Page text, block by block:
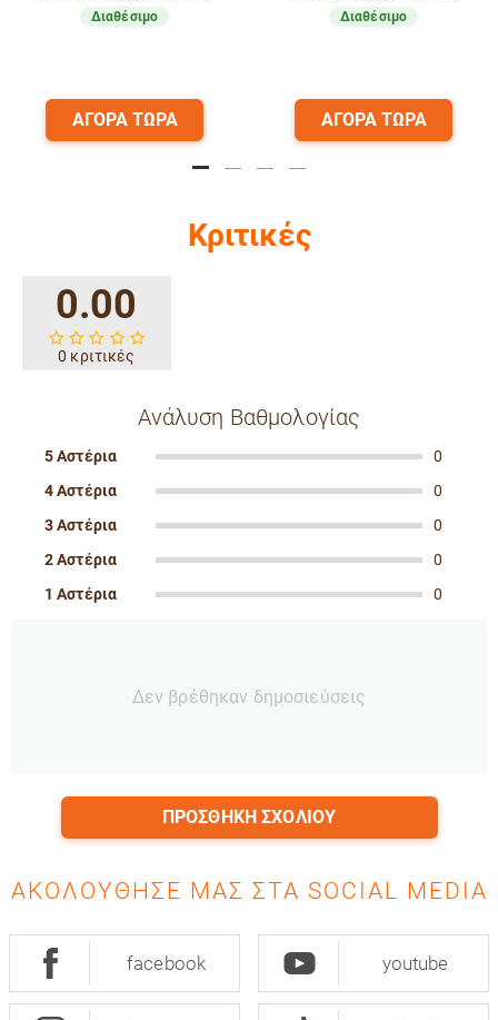
Διαθέσιμο
ΑΓΟΡΑ ΤΩΡΑ
Διαθέσιμο
ΑΓΟΡΑ ΤΩΡΑ
Κριτικές
0.00
0 κριτικές
Ανάλυση Βαθμολογίας
5 Αστέρια
0
4 Αστέρια
0
3 Αστέρια
0
2 Αστέρια
0
1 Αστέρια
0
Δεν βρέθηκαν δημοσιεύσεις
ΠΡΟΣΘΉΚΗ ΣΧΟΛΊΟΥ
ΑΚΟΛΟΎΘΗΣΈ ΜΑΣ ΣΤΑ SOCIAL MEDIA
facebook youtube